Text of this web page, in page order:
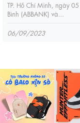
TP. Hồ Chí Minh, ngày
Bình (ABBANK) và...
06/09/2023